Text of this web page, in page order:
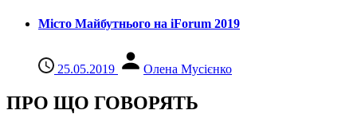
Місто Майбутнього на iForum 2019
25.05.2019 Олена Мусієнко
ПРО ЩО ГОВОРЯТЬ